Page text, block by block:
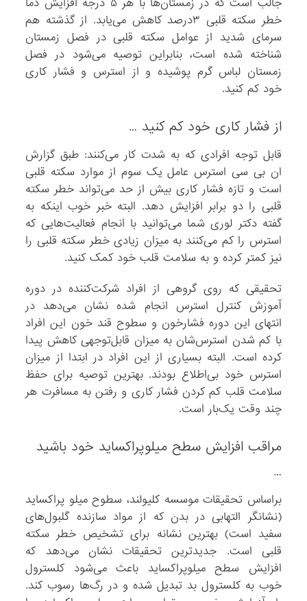
خطر سکته قلبی ۳درصد کاهش می‌یابد. از گذشته هم
سرمای شدید از عوامل سکته قلبی در فصل زمستان
شناخته شده است، بنابراین توصیه می‌شود در فصل
زمستان لباس گرم پوشیده و از استرس و فشار کاری
خود کم کنید.
از فشار کاری خود کم کنید …
قابل توجه افرادی که به شدت کار می‌کنند: طبق گزارش
ان بی سی استرس عامل یک سوم از موارد سکته قلبی
است و تازه فشار کاری بیش از حد می‌تواند خطر سکته
قلبی را دو برابر افزایش دهد. البته خبر خوب اینکه به
گفته دکتر لوری شما می‌توانید با انجام فعالیت‌هایی که
استرس را کم می‌کنند به میزان زیادی خطر سکته قلبی را
نیز کمتر کرده و به سلامت قلب خود کمک کنید.
تحقیقی که روی گروهی از افراد شرکت‌کننده در دوره
آموزش کنترل استرس انجام شده نشان می‌دهد در
انتهای این دوره فشارخون و سطوح قند خون این افراد
با کم شدن استرس‌شان به میزان قابل‌توجهی کاهش پیدا
کرده است. البته بسیاری از این افراد در ابتدا از میزان
استرس خود بی‌اطلاع بودند. بهترین توصیه برای حفظ
سلامت قلب کم کردن فشار کاری و رفتن به مسافرت هر
چند وقت یک‌بار است.
مراقب افزایش سطح میلوپراکساید خود باشید
…
براساس تحقیقات موسسه کلیولند، سطوح میلو پراکساید
(نشانگر التهابی در بدن که از مواد سازنده گلبول‌های
سفید است) بهترین نشانه برای تشخیص خطر سکته
قلبی است. جدیدترین تحقیقات نشان می‌دهد که
افزایش سطح میلوپراکساید باعث می‌شود کلسترول
خوب به کلسترول بد تبدیل شده و در رگ‌ها رسوب کند.